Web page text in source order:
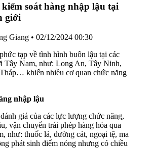
soát hàng nhập lậu tại
giới
Giang • 02/12/2024 00:30
tạp về tình hình buôn lậu tại các
Tây Nam, như: Long An, Tây Ninh,
khiến nhiều cơ quan chức năng
nhập lậu
giá của các lực lượng chức năng,
vận chuyển trái phép hàng hóa qua
như: thuốc lá, đường cát, ngoại tệ, ma
phát sinh điểm nóng nhưng có chiều